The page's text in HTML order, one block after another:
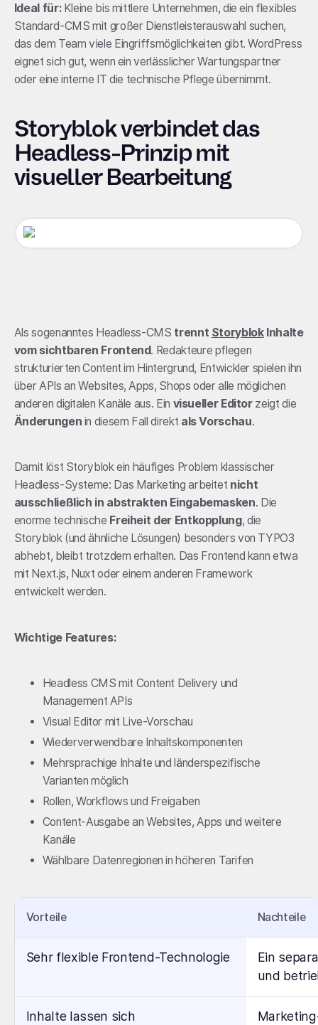
Ideal für:Kleine bis mittlere Unternehmen, die ein flexibles
Standard-CMS mit großer Dienstleisterauswahl suchen,
das dem Team viele Eingriffsmöglichkeiten gibt. WordPress
eignet sich gut, wenn ein verlässlicher Wartungspartner
oder eine interne IT die technische Pflege übernimmt.
Storyblok verbindet das
Headless-Prinzip mit
visueller Bearbeitung
Als sogenanntes Headless-CMS trennt StoryblokInhalte
vom sichtbaren Frontend. Redakteure pflegen
strukturierten Content im Hintergrund, Entwickler spielen ihn
über APIs an Websites, Apps, Shops oder alle möglichen
anderen digitalen Kanäle aus. Ein visueller Editorzeigt die
Änderungen in diesem Fall direkt als Vorschau.
Damit löst Storyblok ein häufiges Problem klassischer
Headless-Systeme: Das Marketing arbeitet nicht
ausschließlich in abstrakten Eingabemasken. Die
enorme technische Freiheit der Entkopplung, die
Storyblok (und ähnliche Lösungen) besonders von TYPO3
abhebt, bleibt trotzdem erhalten. Das Frontend kann etwa
mit Next.js, Nuxt oder einem anderen Framework
entwickelt werden.
Wichtige Features:
Headless CMS mit Content Delivery und
Management APIs
Visual Editor mit Live-Vorschau
Wiederverwendbare Inhaltskomponenten
Mehrsprachige Inhalte und länderspezifische
Varianten möglich
Rollen, Workflows und Freigaben
Content-Ausgabe an Websites, Apps und weitere
Kanäle
Wählbare Datenregionen in höheren Tarifen
Vorteile Nachteile
Sehr flexible Frontend-Technologie
Ein
und
Inhalte lassen sich